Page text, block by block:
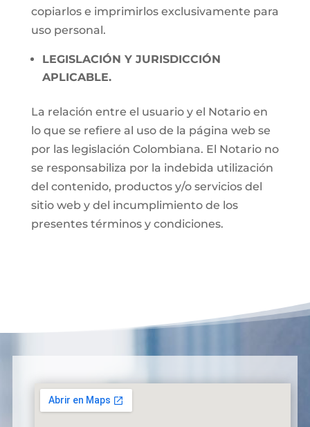
copiarlos e imprimirlos exclusivamente para
uso personal.
LEGISLACIÓN Y JURISDICCIÓN
APLICABLE.
La relación entre el usuario y el Notario en
lo que se refiere al uso de la página web se
por las legislación Colombiana. El Notario no
se responsabiliza por la indebida utilización
del contenido, productos y/o servicios del
sitio web y del incumplimiento de los
presentes términos y condiciones.